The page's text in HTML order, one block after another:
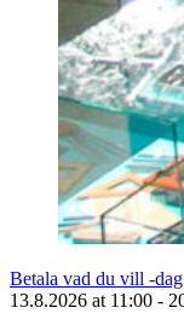
Betala vad du vill -dag
13.8.2026 at 11:00 -